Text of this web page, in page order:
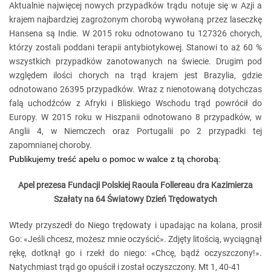
Aktualnie najwięcej nowych przypadków trądu notuje się w Azji a
krajem najbardziej zagrożonym chorobą wywołaną przez laseczkę
Hansena są Indie. W 2015 roku odnotowano tu 127326 chorych,
którzy zostali poddani terapii antybiotykowej. Stanowi to aż 60 %
wszystkich przypadków zanotowanych na świecie. Drugim pod
względem ilości chorych na trąd krajem jest Brazylia, gdzie
odnotowano 26395 przypadków. Wraz z nienotowaną dotychczas
falą uchodźców z Afryki i Bliskiego Wschodu trąd powrócił do
Europy. W 2015 roku w Hiszpanii odnotowano 8 przypadków, w
Anglii 4, w Niemczech oraz Portugalii po 2 przypadki tej
zapomnianej choroby.
Publikujemy treść apelu o pomoc w walce z tą chorobą:
Apel prezesa Fundacji Polskiej Raoula Follereaudra Kazimierza
Szałaty na 64 Światowy Dzień Trędowatych
Wtedy przyszedł do Niego trędowaty i upadając na kolana, prosił
Go: «Jeśli chcesz, możesz mnie oczyścić». Zdjęty litością, wyciągnął
rękę, dotknął go i rzekł do niego: «Chcę, bądź oczyszczony!».
Natychmiast trąd go opuścił i został oczyszczony. Mt 1, 40-41